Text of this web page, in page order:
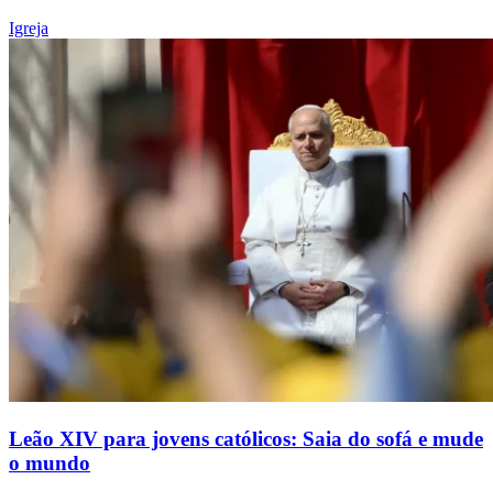
Igreja
Leão XIV para jovens católicos: Saia do sofá e mude
o mundo